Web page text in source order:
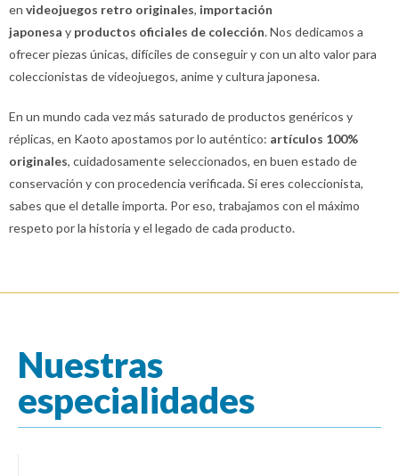
en videojuegos retro originales, importación
japonesa y productos oficiales de colección. Nos dedicamos a
ofrecer piezas únicas, difíciles de conseguir y con un alto valor para
coleccionistas de videojuegos, anime y cultura japonesa.
En un mundo cada vez más saturado de productos genéricos y
réplicas, en Kaoto apostamos por lo auténtico: artículos 100%
originales, cuidadosamente seleccionados, en buen estado de
conservación y con procedencia verificada. Si eres coleccionista,
sabes que el detalle importa. Por eso, trabajamos con el máximo
respeto por la historia y el legado de cada producto.
Nuestras
especialidades